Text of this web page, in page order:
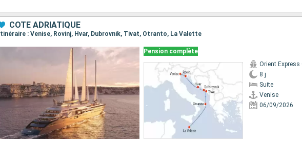
CÔTE ADRIATIQUE
Itinéraire : Venise, Rovinj, Hvar, Dubrovnik, Tivat, Otranto, La Valette
Pension complète
8 j
Suite
Venise
06/09/2026